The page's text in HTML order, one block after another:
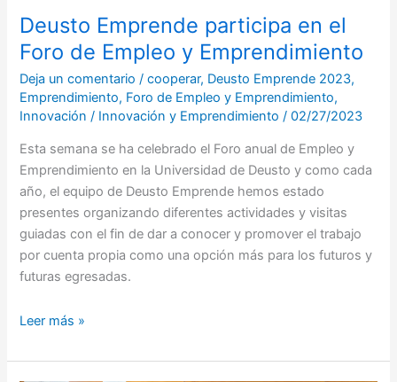
Deusto Emprende participa en el
Foro de Empleo y Emprendimiento
Deja un comentario /cooperar, Deusto Emprende 2023,
Emprendimiento, Foro de Empleo y Emprendimiento,
Innovación / Innovación y Emprendimiento/02/27/2023
Esta semana se ha celebrado el Foro anual de Empleo y
Emprendimiento en la Universidad de Deusto y como cada
año, el equipo de Deusto Emprende hemos estado
presentes organizando diferentes actividades y visitas
guiadas con el fin de dar a conocer y promover el trabajo
por cuenta propia como una opción más para los futuros y
futuras egresadas.
Leer más »